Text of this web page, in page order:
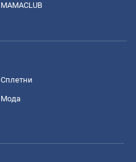
MAMACLUB
Сплетни
Мода